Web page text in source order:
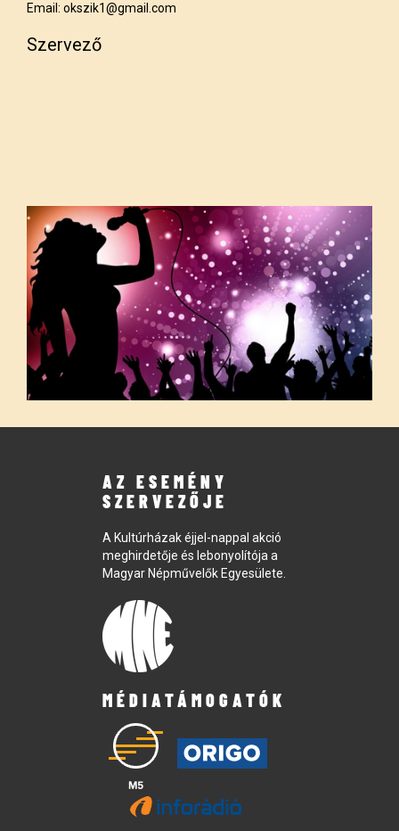
Email: okszik1@gmail.com
Szervező
AZ ESEMÉNY
SZERVEZŐJE
A Kultúrházak éjjel-nappal akció
meghirdetője és lebonyolítója a
Magyar Népművelők Egyesülete.
MÉDIATÁMOGATÓK